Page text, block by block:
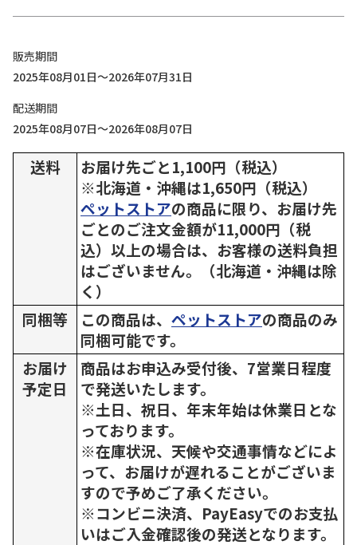
販売期間
2025年08月01日～2026年07月31日
配送期間
2025年08月07日～2026年08月07日
送料
お届け先ごと1,100円（税込）
※北海道・沖縄は1,650円（税込）
ペットストアの商品に限り、お届け先
ごとのご注文金額が11,000円（税
込）以上の場合は、お客様の送料負担
はございません。（北海道・沖縄は除
く）
同梱等
この商品は、 ペットストアの商品のみ
同梱可能です。
お届け
予定日
商品はお申込み受付後、7営業日程度
で発送いたします。
※土日、祝日、年末年始は休業日とな
っております。
※在庫状況、天候や交通事情などによ
って、お届けが遅れることがございま
すので予めご了承ください。
※コンビニ決済、PayEasyでのお支払
いはご入金確認後の発送となります。